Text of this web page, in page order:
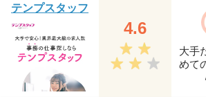
テンプスタッフ
4.6
大手
めて